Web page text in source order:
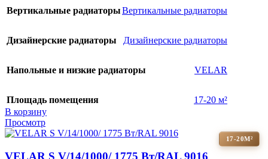
Вертикальные радиаторыВертикальные радиаторы
Дизайнерские радиаторы Дизайнерские радиаторы
Напольные и низкие радиаторы VELAR
Площадь помещения
17-20 м²
В корзину
Просмотр
17-20М²
VELAR S V/14/1000/ 1775 Bт/RAL 9016